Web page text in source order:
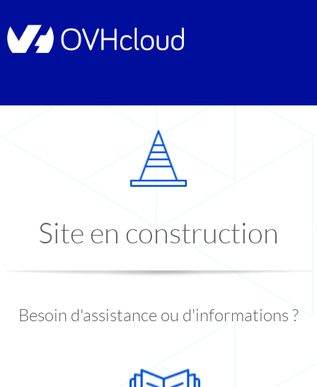
Site en construction
Besoin d'assistance ou d'informations ?